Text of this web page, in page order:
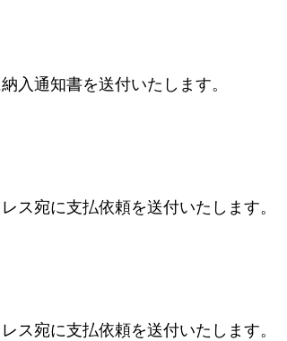
入通知書を送付いたします。
ス宛に支払依頼を送付いたします。
ス宛に支払依頼を送付いたします。